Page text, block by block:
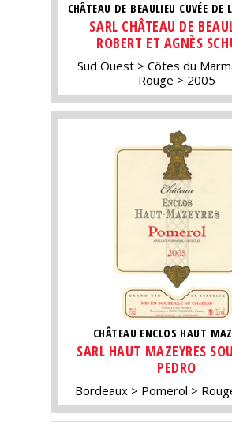
CHÂTEAU DE BEAULIEU CUVÉE DE
SARL CHÂTEAU DE
ROBERT ET AGNÈS
Sud Ouest
Côtes du
Rouge
2005
CHÂTEAU ENCLOS HAUT
SARL HAUT MAZEYRES
PEDRO
Bordeaux Pomerol